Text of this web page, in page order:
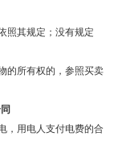
照其规定；没有规定
的所有权的，参照买卖
，用电人支付电费的合